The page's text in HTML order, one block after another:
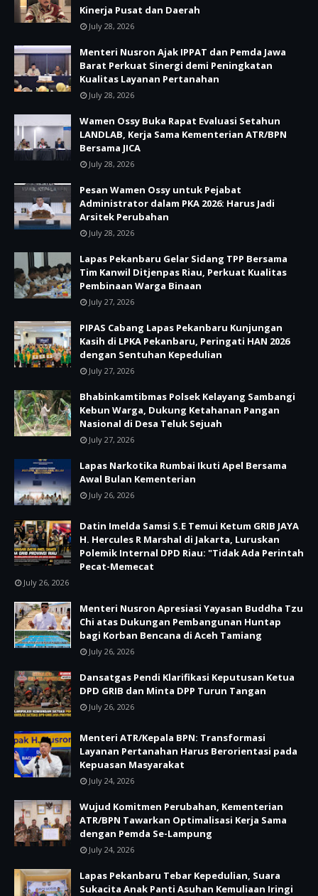
Kinerja Pusat dan Daerah
July 28, 2026
Menteri Nusron Ajak IPPAT dan Pemda Jawa
Barat Perkuat Sinergi demi Peningkatan
Kualitas Layanan Pertanahan
July 28, 2026
Wamen Ossy Buka Rapat Evaluasi Setahun
LANDLAB, Kerja Sama Kementerian ATR/BPN
Bersama JICA
July 28, 2026
Pesan Wamen Ossy untuk Pejabat
Administrator dalam PKA 2026: Harus Jadi
Arsitek Perubahan
July 28, 2026
Lapas Pekanbaru Gelar Sidang TPP Bersama
Tim Kanwil Ditjenpas Riau, Perkuat Kualitas
Pembinaan Warga Binaan
July 27, 2026
PIPAS Cabang Lapas Pekanbaru Kunjungan
Kasih di LPKA Pekanbaru, Peringati HAN 2026
dengan Sentuhan Kepedulian
July 27, 2026
Bhabinkamtibmas Polsek Kelayang Sambangi
Kebun Warga, Dukung Ketahanan Pangan
Nasional di Desa Teluk Sejuah
July 27, 2026
Lapas Narkotika Rumbai Ikuti Apel Bersama
Awal Bulan Kementerian
July 26, 2026
Datin Imelda Samsi S.E Temui Ketum GRIB JAYA
H. Hercules R Marshal di Jakarta, Luruskan
Polemik Internal DPD Riau: "Tidak Ada Perintah
Pecat-Memecat
July 26, 2026
Menteri Nusron Apresiasi Yayasan Buddha Tzu
Chi atas Dukungan Pembangunan Huntap
bagi Korban Bencana di Aceh Tamiang
July 26, 2026
Dansatgas Pendi Klarifikasi Keputusan Ketua
DPD GRIB dan Minta DPP Turun Tangan
July 26, 2026
Menteri ATR/Kepala BPN: Transformasi
Layanan Pertanahan Harus Berorientasi pada
Kepuasan Masyarakat
July 24, 2026
Wujud Komitmen Perubahan, Kementerian
ATR/BPN Tawarkan Optimalisasi Kerja Sama
dengan Pemda Se-Lampung
July 24, 2026
Lapas Pekanbaru Tebar Kepedulian, Suara
Sukacita Anak Panti Asuhan Kemuliaan Iringi